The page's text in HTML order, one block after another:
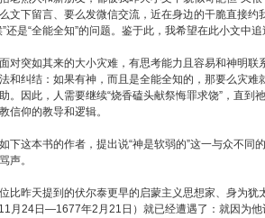
文下留言、要么发微信交流，近在身边的干脆直接约
还是“全能全知”的问题。鉴于此，我希望在此小文中
对突如其来的大小灾难，有思考能力且容易和神明联
和纠结：如果有神，而且是全能全知的，那要么灾难
。因此，人需要继续“烧香磕头献祭悔罪求饶”，直
信仰的教导和逻辑。
下这本书的作者，提出说“神是软弱的”这一与众不同
声。
比昨天提到的伏尔泰更早的启蒙主义思想家、身为犹
月24日—1677年2月21日）就已经遭遇了：就因为他